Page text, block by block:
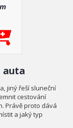
auta
jiný řeší sluneční
cestování
Právě proto dává
a jaký typ